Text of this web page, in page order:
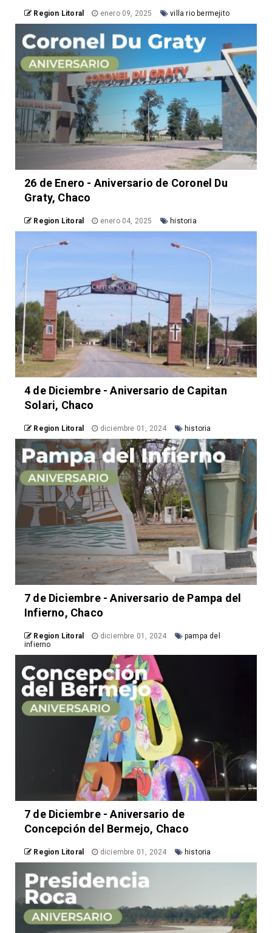
Region Litoral enero 09, 2025 villa rio bermejito
26 de Enero - Aniversario de Coronel Du
Graty, Chaco
Region Litoral enero 04, 2025 historia
4 de Diciembre - Aniversario de Capitan
Solari, Chaco
Region Litoral diciembre 01, 2024 historia
7 de Diciembre - Aniversario de Pampa del
Infierno, Chaco
Region Litoral diciembre 01, 2024
pampa del
infierno
7 de Diciembre - Aniversario de
Concepción del Bermejo, Chaco
Region Litoral diciembre 01, 2024 historia